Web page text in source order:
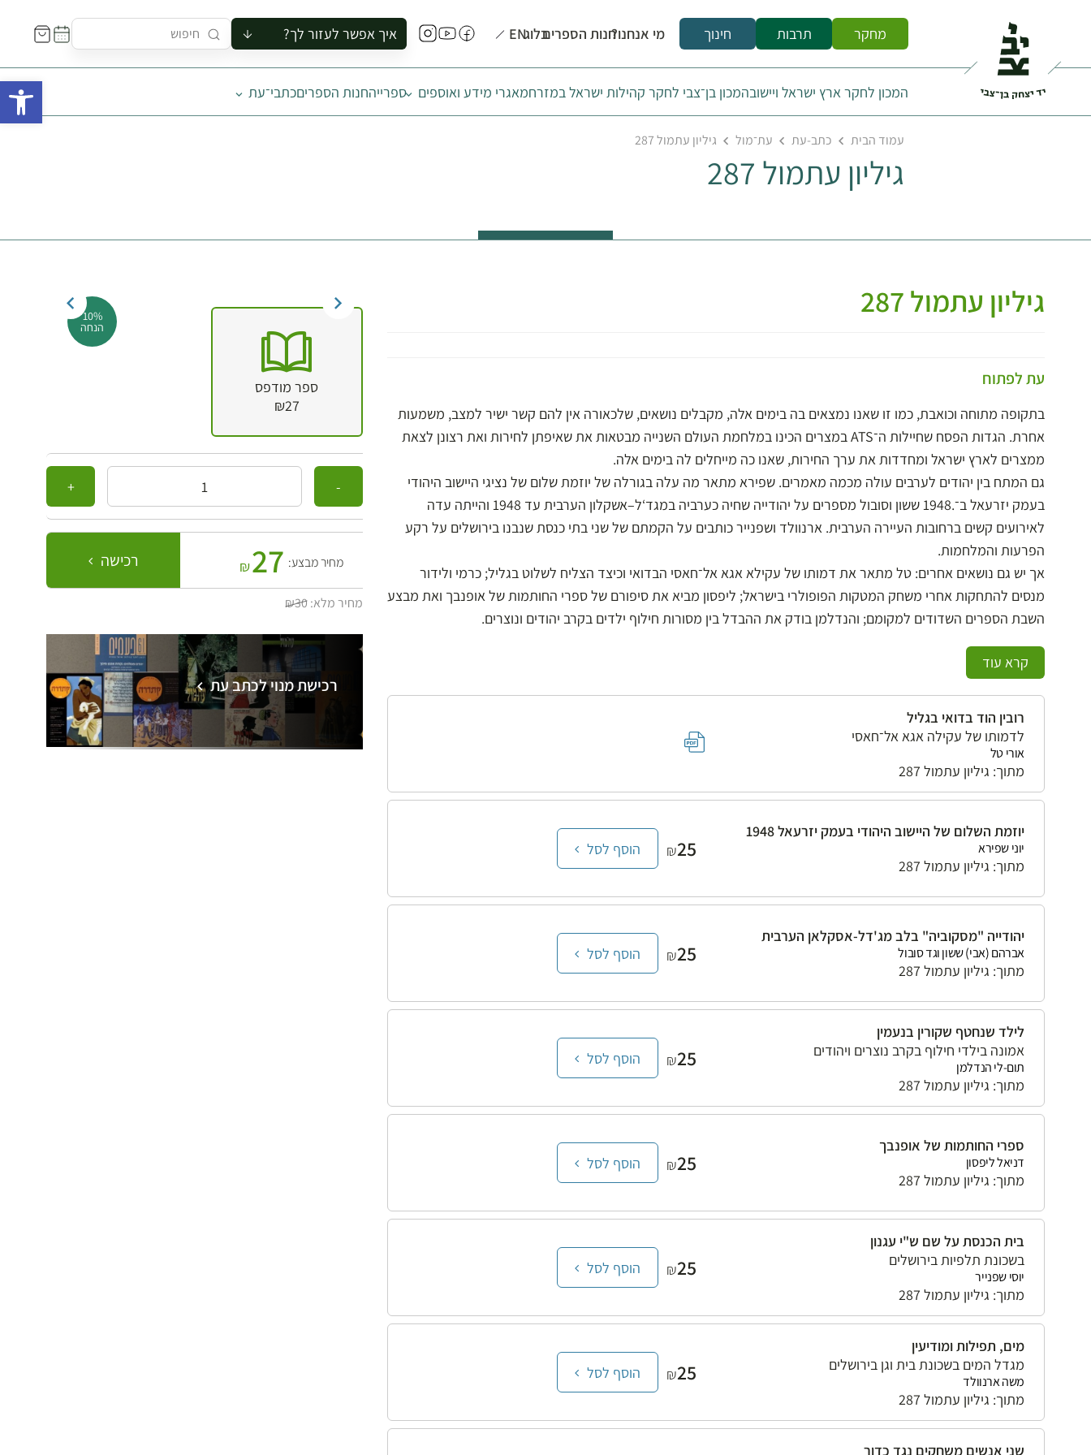
מחקר תרבות חינוך מי אנחנו?חנות הספריםבלוגEN איך אפשר לעזור לך?
להזמין סיור לקבוצה
להירשם לסיור
להירשם לקורס
המכון לחקר ארץ ישראל ויישובהמכון בן־צבי לחקר קהילות ישראל במזרחמאגרי מידע ואוספים ספרייהחנות הספריםכתבי־עת
עמוד הבית כתב-עת עת־מול גיליון עתמול 287
גיליון עתמול 287
גיליון עתמול 287
עת לפתוח
בתקופה מתוחה וכואבת, כמו זו שאנו נמצאים בה בימים אלה, מקבלים נושאים, שלכאורה אין להם קשר ישיר למצב, משמעות
אחרת. הגדות הפסח שחיילות ה־ATS במצרים הכינו במלחמת העולם השנייה מבטאות את שאיפתן לחירות ואת רצונן לצאת
ממצרים לארץ ישראל ומחדדות את ערך החירות, שאנו כה מייחלים לה בימים אלה.
גם המתח בין יהודים לערבים עולה מכמה מאמרים. שפירא מתאר מה עלה בגורלה של יוזמת שלום של נציגי היישוב היהודי
בעמק יזרעאל ב־.1948 ששון וסובול מספרים על יהודייה שחיה כערביה במגד‘ל–אשקלון הערבית עד 1948 והייתה עדה
לאירועים קשים ברחובות העיירה הערבית. ארנוולד ושפנייר כותבים על הקמתם של שני בתי כנסת שנבנו בירושלים על רקע
הפרעות והמלחמות.
אך יש גם נושאים אחרים: טל מתאר את דמותו של עקילא אגא אל־חאסי הבדואי וכיצד הצליח לשלוט בגליל; כרמי ולידור
מנסים להתחקות אחרי משחק המטקות הפופולרי בישראל; ליפסון מביא את סיפורם של ספרי החותמות של אופנבך ואת מבצע
השבת הספרים השדודים למקומם; והנדלמן בודק את ההבדל בין מסורות חילוף ילדים בקרב יהודים ונוצרים.
קרא עוד
רובין הוד בדואי בגליל
לדמותו של עקילה אגא אל־חאסי
אורי טל
מתוך: גיליון עתמול 287
יוזמת השלום של היישוב היהודי בעמק יזרעאל 1948
יוני שפירא
מתוך: גיליון עתמול 287
₪25 הוסף לסל
יהודייה "מסקוביה" בלב מג'דל-אסקלאן הערבית
אברהם (אבי) ששון וגד סובול
מתוך: גיליון עתמול 287
₪25 הוסף לסל
לילד שנחטף שקורין בנעמין
אמונה בילדי חילוף בקרב נוצרים ויהודים
תום-לי הנדלמן
מתוך: גיליון עתמול 287
₪25 הוסף לסל
ספרי החותמות של אופנבך
דניאל ליפסון
מתוך: גיליון עתמול 287
₪25 הוסף לסל
בית הכנסת על שם ש"י עגנון
בשכונת תלפיות בירושלים
יוסי שפנייר
מתוך: גיליון עתמול 287
₪25 הוסף לסל
מים, תפילות ומודיעין
מגדל המים בשכונת בית וגן בירושלים
משה ארנוולד
מתוך: גיליון עתמול 287
₪25 הוסף לסל
שני אנשים משחקים נגד כדור
10%
הנחה
ספר מודפס
₪27
כמות
מחיר מבצע: 27
₪ רכישה
מחיר מלא:₪30
רכישת מנוי לכתב עת